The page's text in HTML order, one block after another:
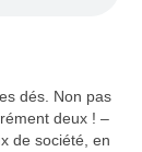
dés. Non pas
deux ! –
de société, en